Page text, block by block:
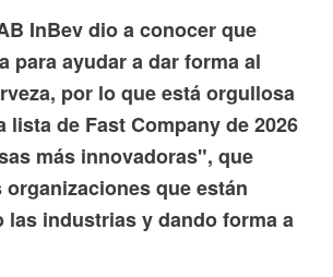
InBev dio a conocer que
para ayudar a dar forma al
por lo que está orgullosa
lista de Fast Company de 2026
más innovadoras", que
organizaciones que están
las industrias y dando forma a